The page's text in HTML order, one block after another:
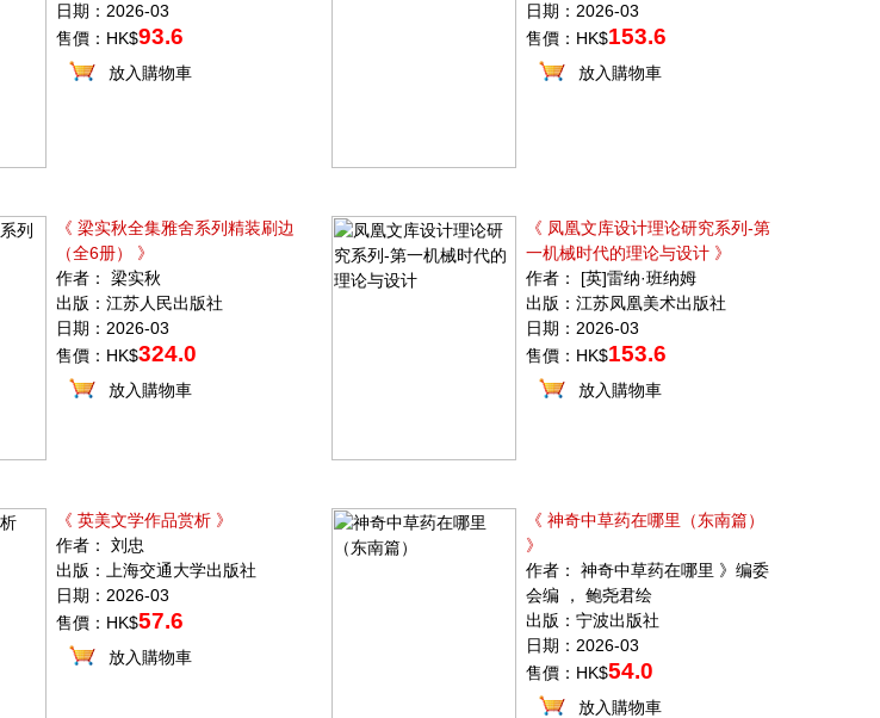
日期：2026-03
售價：HK$93.6
放入購物車
日期：2026-03
售價：HK$153.6
放入購物車
《 梁实秋全集雅舍系列精装刷边
（全6册） 》
作者： 梁实秋
出版：江苏人民出版社
日期：2026-03
售價：HK$324.0
放入購物車
《 凤凰文库设计理论研究系列-第
一机械时代的理论与设计 》
作者： [英]雷纳·班纳姆
出版：江苏凤凰美术出版社
日期：2026-03
售價：HK$153.6
放入購物車
《 英美文学作品赏析 》
作者： 刘忠
出版：上海交通大学出版社
日期：2026-03
售價：HK$57.6
放入購物車
《 神奇中草药在哪里（东南篇）
》
作者： 神奇中草药在哪里 》编委
会编 ， 鲍尧君绘
出版：宁波出版社
日期：2026-03
售價：HK$54.0
放入購物車